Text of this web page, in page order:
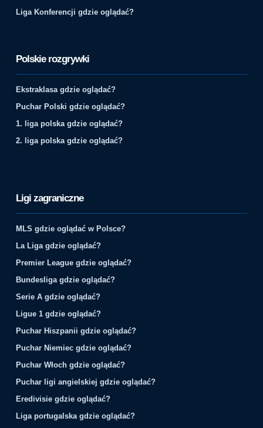
Liga Konferencji gdzie oglądać?
Polskie rozgrywki
Ekstraklasa gdzie oglądać?
Puchar Polski gdzie oglądać?
1. liga polska gdzie oglądać?
2. liga polska gdzie oglądać?
Ligi zagraniczne
MLS gdzie oglądać w Polsce?
La Liga gdzie oglądać?
Premier League gdzie oglądać?
Bundesliga gdzie oglądać?
Serie A gdzie oglądać?
Ligue 1 gdzie oglądać?
Puchar Hiszpanii gdzie oglądać?
Puchar Niemiec gdzie oglądać?
Puchar Włoch gdzie oglądać?
Puchar ligi angielskiej gdzie oglądać?
Eredivisie gdzie oglądać?
Liga portugalska gdzie oglądać?